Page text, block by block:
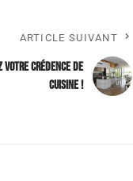
ARTICLE SUIVANT
votre crédence de
cuisine !